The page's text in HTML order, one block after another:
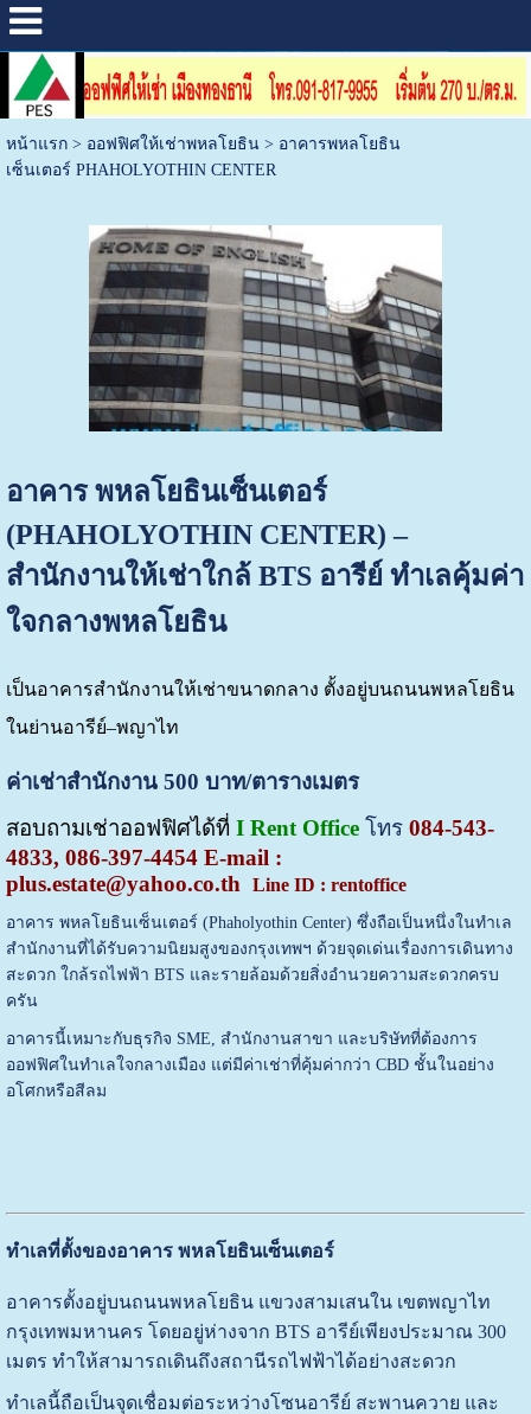
หน้าแรก> ออฟฟิศให้เช่าพหลโยธิน> อาคารพหลโยธิน
เซ็นเตอร์ PHAHOLYOTHIN CENTER
อาคาร พหลโยธินเซ็นเตอร์
(PHAHOLYOTHIN CENTER) –
สำนักงานให้เช่าใกล้ BTS อารีย์ ทำเลคุ้มค่า
ใจกลางพหลโยธิน
เป็นอาคารสำนักงานให้เช่าขนาดกลาง ตั้งอยู่บนถนนพหลโยธิน
ในย่านอารีย์–พญาไท
ค่าเช่าสำนักงาน 500 บาท/ตารางเมตร
สอบถามเช่าออฟฟิศได้ที่ I Rent Office โทร084-543-
4833, 086-397-4454E-mail :
plus.estate@yahoo.co.th
Line ID : rentoffice
อาคาร พหลโยธินเซ็นเตอร์ (Phaholyothin Center) ซึ่งถือเป็นหนึ่งในทำเล
สำนักงานที่ได้รับความนิยมสูงของกรุงเทพฯ ด้วยจุดเด่นเรื่องการเดินทาง
สะดวก ใกล้รถไฟฟ้า BTS และรายล้อมด้วยสิ่งอำนวยความสะดวกครบ
ครัน
อาคารนี้เหมาะกับธุรกิจ SME, สำนักงานสาขา และบริษัทที่ต้องการ
ออฟฟิศในทำเลใจกลางเมือง แต่มีค่าเช่าที่คุ้มค่ากว่า CBD ชั้นในอย่าง
อโศกหรือสีลม
ทำเลที่ตั้งของอาคาร พหลโยธินเซ็นเตอร์
อาคารตั้งอยู่บนถนนพหลโยธิน แขวงสามเสนใน เขตพญาไท
กรุงเทพมหานคร โดยอยู่ห่างจาก BTS อารีย์เพียงประมาณ 300
เมตร ทำให้สามารถเดินถึงสถานีรถไฟฟ้าได้อย่างสะดวก
ทำเลนี้ถือเป็นจุดเชื่อมต่อระหว่างโซนอารีย์ สะพานควาย และ